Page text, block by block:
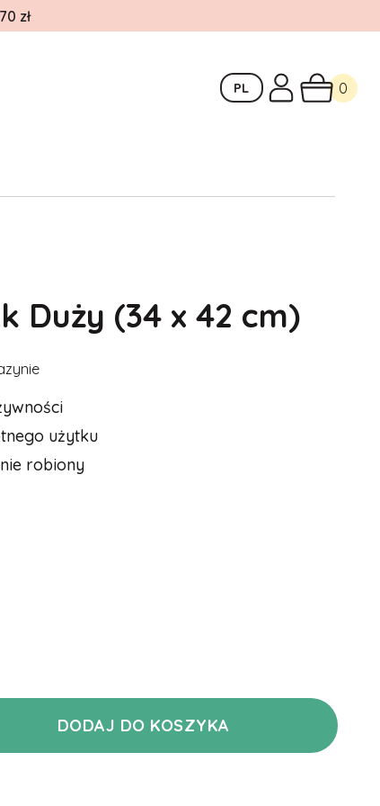
zł
PL 0
Duży (34 x 42 cm)
użytku
robiony
DODAJ DO KOSZYKA